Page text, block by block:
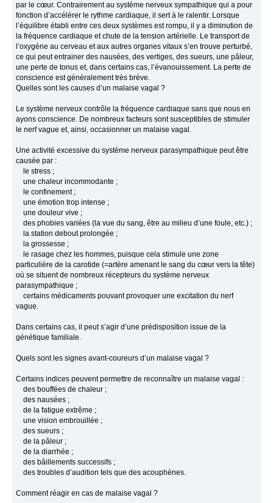
par le cœur. Contrairement au système nerveux sympathique qui a pour
fonction d’accélérer le rythme cardiaque, il sert à le ralentir. Lorsque
l’équilibre établi entre ces deux systèmes est rompu, il y a diminution de
la fréquence cardiaque et chute de la tension artérielle. Le transport de
l’oxygène au cerveau et aux autres organes vitaux s’en trouve perturbé,
ce qui peut entrainer des nausées, des vertiges, des sueurs, une pâleur,
une perte de tonus et, dans certains cas, l’évanouissement. La perte de
conscience est généralement très brève.
Quelles sont les causes d’un malaise vagal ?
Le système nerveux contrôle la fréquence cardiaque sans que nous en
ayons conscience. De nombreux facteurs sont susceptibles de stimuler
le nerf vague et, ainsi, occasionner un malaise vagal.
Une activité excessive du système nerveux parasympathique peut être
causée par :
le stress ;
une chaleur incommodante ;
le confinement ;
une émotion trop intense ;
une douleur vive ;
des phobies variées (la vue du sang, être au milieu d’une foule, etc.) ;
la station debout prolongée ;
la grossesse ;
le rasage chez les hommes, puisque cela stimule une zone
particulière de la carotide (=artère amenant le sang du cœur vers la tête)
où se situent de nombreux récepteurs du système nerveux
parasympathique ;
certains médicaments pouvant provoquer une excitation du nerf
vague.
Dans certains cas, il peut s’agir d’une prédisposition issue de la
génétique familiale.
Quels sont les signes avant-coureurs d’un malaise vagal ?
Certains indices peuvent permettre de reconnaître un malaise vagal :
des bouffées de chaleur ;
des nausées ;
de la fatigue extrême ;
une vision embrouillée ;
des sueurs ;
de la pâleur ;
de la diarrhée ;
des bâillements successifs ;
des troubles d’audition tels que des acouphènes.
Comment réagir en cas de malaise vagal ?